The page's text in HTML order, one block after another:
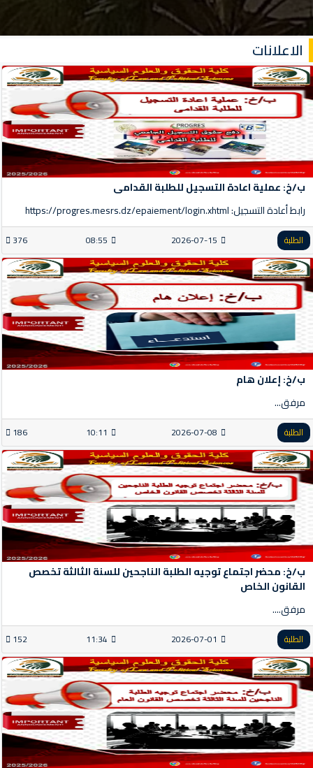
الاعلانات
ب/خ: عملية اعادة التسجيل للطلبة القدامى
رابط أعادة التسجيل: https://progres.mesrs.dz/epaiement/login.xhtml
الطلبة 2026-07-15
08:55
376
ب/خ: إعلان هام
مرفق...
الطلبة 2026-07-08
10:11
186
ب/خ: محضر اجتماع توجيه الطلبة الناجحين للسنة الثالثة تخصص
القانون الخاص
مرفق....
الطلبة 2026-07-01
11:34
152